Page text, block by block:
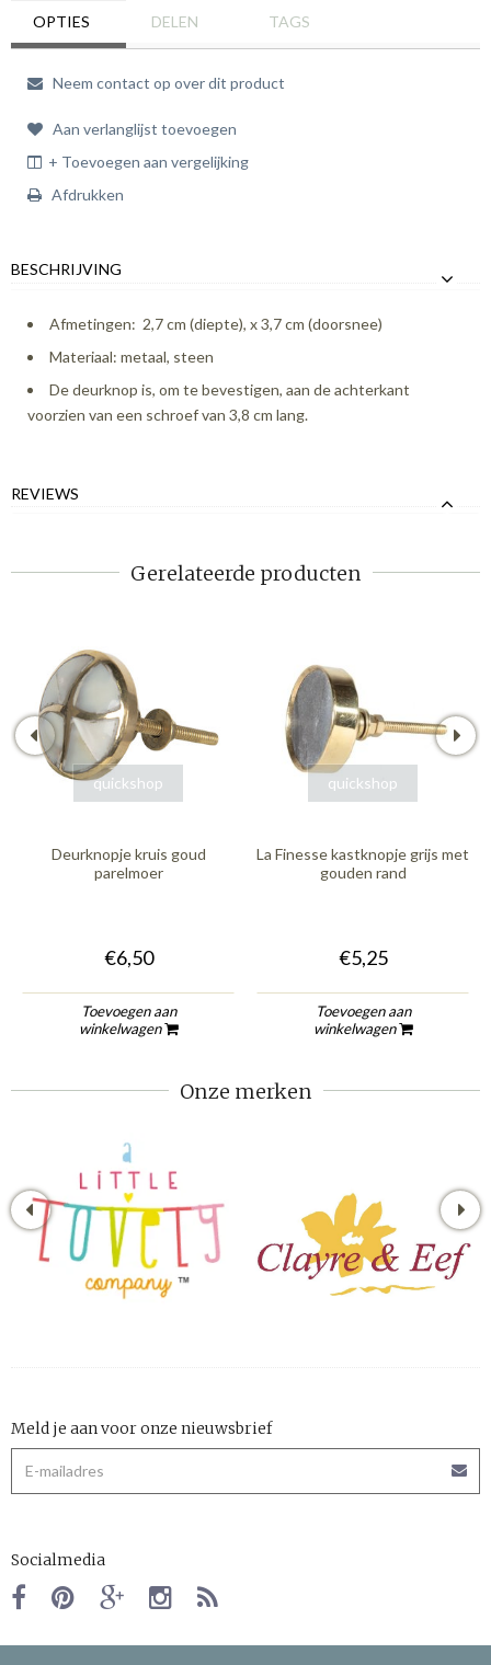
OPTIES DELEN TAGS
Neem contact op over dit product
Aan verlanglijst toevoegen
+ Toevoegen aan vergelijking
Afdrukken
BESCHRIJVING
Afmetingen: 2,7 cm (diepte), x 3,7 cm (doorsnee)
Materiaal: metaal, steen
De deurknop is, om te bevestigen, aan de achterkant
voorzien van een schroef van 3,8 cm lang.
REVIEWS
Gerelateerde producten
quickshop
Deurknopje kruis goud
parelmoer
€6,50
Toevoegen aan
winkelwagen
quickshop
La Finesse kastknopje grijs met
gouden rand
€5,25
Toevoegen aan
winkelwagen
Onze merken
Meld je aan voor onze nieuwsbrief
Socialmedia